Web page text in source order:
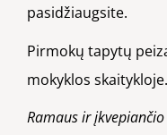
pasidžiaugsite.
Pirmokų tapytų
mokyklos skaitykloje.
Ramaus ir